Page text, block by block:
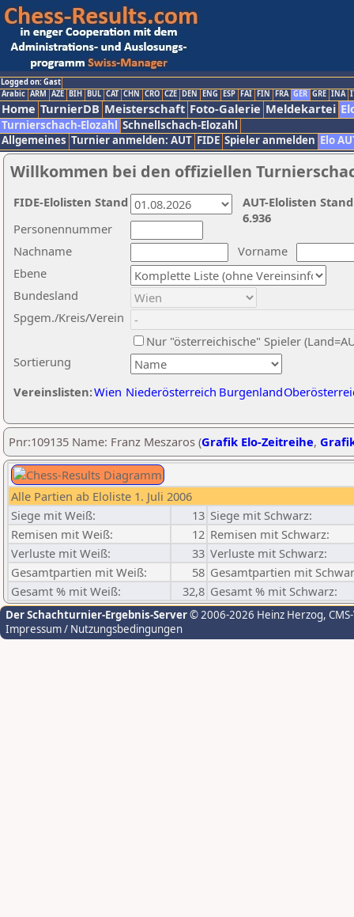
Logged on: Gast
Arabic ARM AZE BIH BUL CAT CHN CRO CZE DEN ENG ESP FAI FIN FRA GER GRE INA
Home TurnierDB Meisterschaft Foto-Galerie Meldekartei
Turnierschach-Elozahl Schnellschach-Elozahl
Allgemeines Turnier anmelden: AUT FIDE Spieler anmelden Elo
Willkommen bei den offiziellen
Nachname
Vorname
Ebene
Sortierung
Personennummer
Bundesland
Spgem./Kreis/Verein
Nur "österreichische" Spieler
Vereinslisten:Wien Niederösterreich Burgenland
AUT-Elolisten
6.936
FIDE-Elolisten Stand
Pnr:109135 Name: Franz Meszaros (Grafik Elo-Zeitreihe,
Alle Partien ab Eloliste 1. Juli 2006
Siege mit Weiß:
13 Siege mit Schwarz:
Remisen mit Weiß:
12 Remisen mit Schwarz:
Verluste mit Weiß:
33 Verluste mit Schwarz:
Gesamtpartien mit Weiß:
58 Gesamtpartien mit
Gesamt % mit Weiß:
32,8 Gesamt % mit Schwarz:
Der Schachturnier-Ergebnis-Server© 2006-2026 Heinz Herzog,
Impressum / Nutzungsbedingungen